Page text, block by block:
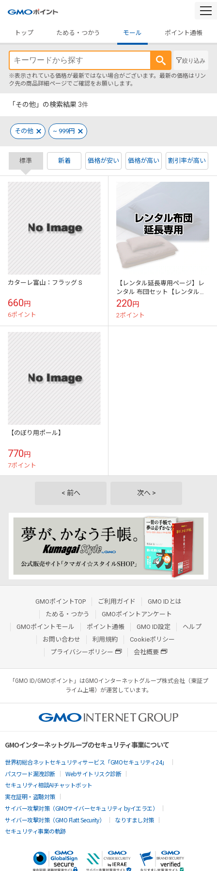
トップ
ためる・つかう モール ポイント通帳
絞り込み
※表示されている価格が最新ではない場合がございます。最新の価格はリン
ク先の商品詳細ページでご確認をお願いします。
「その他」の検索結果 3件
その他 ~ 999円
標準 新着 価格が安い 価格が高い 割引率が高い
カターレ富山：フラッグ S
660円
6ポイント
【レンタル延長専用ページ】レ
ンタル 布団セット【レンタルふ
とん 客用布団 布団レンタル レン
タル 貸布団 貸し布団 敷布団 敷
き布...
220円
2ポイント
【のぼり用ポール】
770円
7ポイント
< 前へ 次へ >
GMOポイントTOP ご利用ガイド
GMO IDとは
ためる・つかう
GMOポイントアンケート
GMOポイントモール
ポイント通帳 GMO ID設定
ヘルプ
お問い合わせ
利用規約
Cookieポリシー
プライバシーポリシー
会社概要
「GMO ID/GMOポイント」はGMOインターネットグループ株式会社（東証プ
ライム上場）が運営しています。
GMOインターネットグループのセキュリティ事業について
世界初総合ネットセキュリティサービス「GMOセキュリティ24」
パスワード漏洩診断
Webサイトリスク診断
セキュリティ相談AIチャットボット
実在証明・盗聴対策
サイバー攻撃対策（GMOサイバーセキュリティ byイエラエ）
サイバー攻撃対策（GMO Flatt Security）
なりすまし対策
セキュリティ事業の軌跡